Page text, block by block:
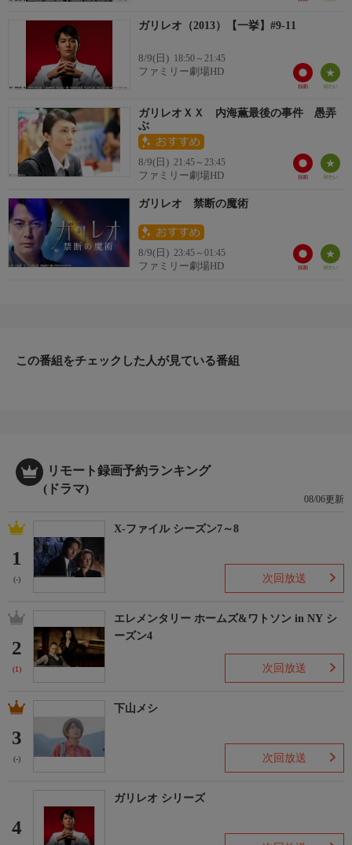
（まがる）姿なき侵入者と魔球の謎！遠隔放火』
【放送・製作】
2013年初放送
【話数】
【視聴制限】
-
ガリレオ（2013）【一挙】#9-11
8/9(日) 18:50～21:45
ファミリー劇場HD
ガリレオＸＸ 内海薫最後の事件 愚弄
ぶ
8/9(日) 21:45～23:45
ファミリー劇場HD
ガリレオ 禁断の魔術
8/9(日) 23:45～01:45
ファミリー劇場HD
この番組をチェックした人が見ている番組
リモート録画予約ランキング
(ドラマ)
08/06更新
1
(-)
X-ファイル シーズン7～8
次回放送
2
(1)
エレメンタリー ホームズ&ワトソン in NY シ
ーズン4
次回放送
3
(-)
下山メシ
次回放送
4
ガリレオ シリーズ